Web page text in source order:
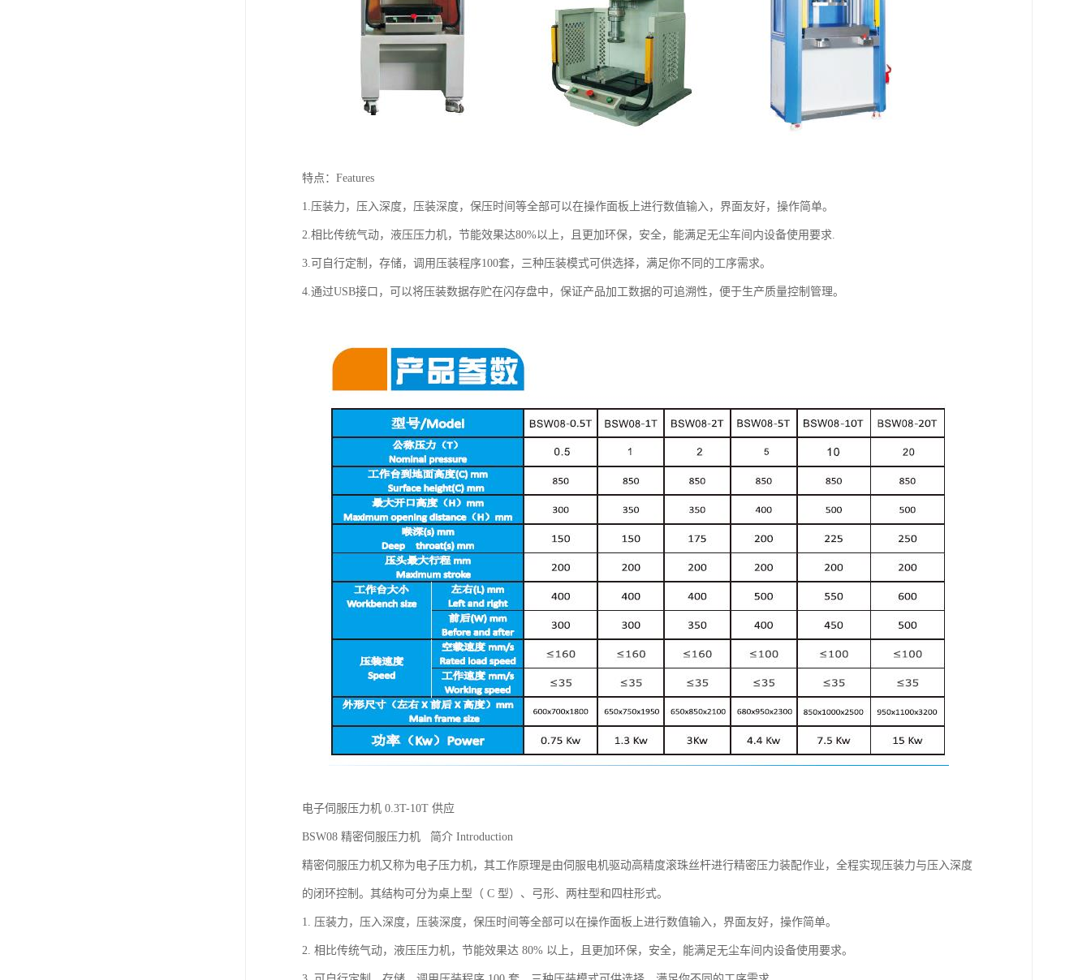
特点：Features
1.压装力，压入深度，压装深度，保压时间等全部可以在操作面板上进行数值输入，界面友好，操作简单。
2.相比传统气动，液压压力机，节能效果达80%以上，且更加环保，安全，能满足无尘车间内设备使用要求.
3.可自行定制，存储，调用压装程序100套，三种压装模式可供选择，满足你不同的工序需求。
4.通过USB接口，可以将压装数据存贮在闪存盘中，保证产品加工数据的可追溯性，便于生产质量控制管理。
电子伺服压力机 0.3T-10T 供应
BSW08 精密伺服压力机 简介 Introduction
精密伺服压力机又称为电子压力机，其工作原理是由伺服电机驱动高精度滚珠丝杆进行精密压力装配作业，全程实现压装力与压入深度
的闭环控制。其结构可分为桌上型（ C 型）、弓形、两柱型和四柱形式。
1. 压装力，压入深度，压装深度，保压时间等全部可以在操作面板上进行数值输入，界面友好，操作简单。
2. 相比传统气动，液压压力机，节能效果达 80% 以上，且更加环保，安全，能满足无尘车间内设备使用要求。